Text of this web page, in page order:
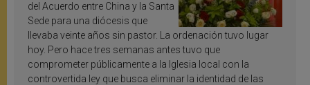
del Acuerdo entre China y la Santa
Sede para una diócesis que
llevaba veinte años sin pastor. La ordenación tuvo lugar
hoy. Pero hace tres semanas antes tuvo que
comprometer públicamente a la Iglesia local con la
controvertida ley que busca eliminar la identidad de las